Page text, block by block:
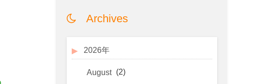
Archives
2026年
August (2)